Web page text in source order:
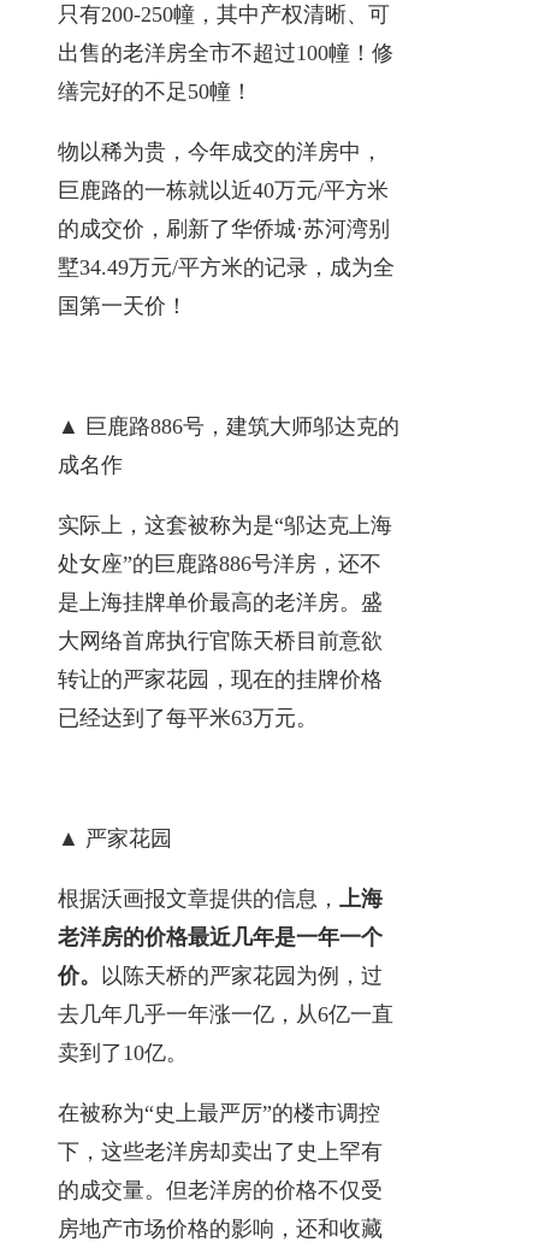
只有200-250幢，其中产权清晰、可
出售的老洋房全市不超过100幢！修
缮完好的不足50幢！
物以稀为贵，今年成交的洋房中，
巨鹿路的一栋就以近40万元/平方米
的成交价，刷新了华侨城·苏河湾别
墅34.49万元/平方米的记录，成为全
国第一天价！
▲ 巨鹿路886号，建筑大师邬达克的
成名作
实际上，这套被称为是“邬达克上海
处女座”的巨鹿路886号洋房，还不
是上海挂牌单价最高的老洋房。盛
大网络首席执行官陈天桥目前意欲
转让的严家花园，现在的挂牌价格
已经达到了每平米63万元。
▲ 严家花园
根据沃画报文章提供的信息，
上海
老洋房的价格最近几年是一年一个
价。
以陈天桥的严家花园为例，过
去几年几乎一年涨一亿，从6亿一直
卖到了10亿。
在被称为“史上最严厉”的楼市调控
下，这些老洋房却卖出了史上罕有
的成交量。但老洋房的价格不仅受
房地产市场价格的影响，还和收藏